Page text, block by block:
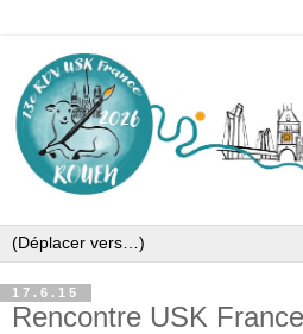
17.6.15
Rencontre USK